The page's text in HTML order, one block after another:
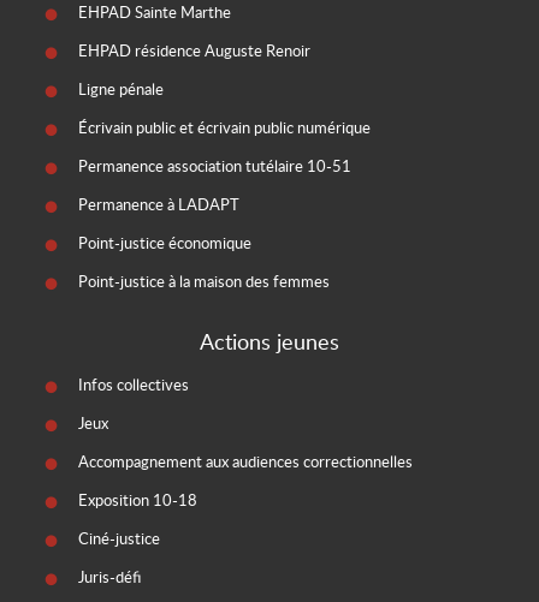
EHPAD Sainte Marthe
EHPAD résidence Auguste Renoir
Ligne pénale
Écrivain public et écrivain public numérique
Permanence association tutélaire 10-51
Permanence à LADAPT
Point-justice économique
Point-justice à la maison des femmes
Actions jeunes
Infos collectives
Jeux
Accompagnement aux audiences correctionnelles
Exposition 10-18
Ciné-justice
Juris-défi